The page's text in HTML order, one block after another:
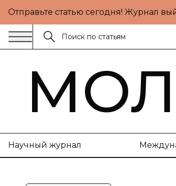
Отправьте статью сегодня! Журнал
Научный журнал